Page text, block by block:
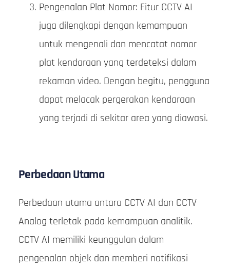
Pengenalan Plat Nomor: Fitur CCTV AI
juga dilengkapi dengan kemampuan
untuk mengenali dan mencatat nomor
plat kendaraan yang terdeteksi dalam
rekaman video. Dengan begitu, pengguna
dapat melacak pergerakan kendaraan
yang terjadi di sekitar area yang diawasi.
Perbedaan Utama
Perbedaan utama antara CCTV AI dan CCTV
Analog terletak pada kemampuan analitik.
CCTV AI memiliki keunggulan dalam
pengenalan objek dan memberi notifikasi